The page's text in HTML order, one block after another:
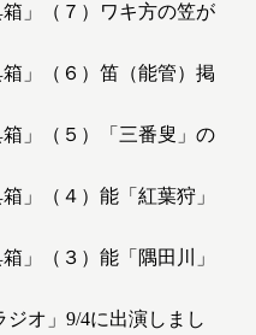
」（７）ワキ方の笠が
」（６）笛（能管）掲
」（５）「三番叟」の
」（４）能「紅葉狩」
」（３）能「隅田川」
オ」9/4に出演しまし